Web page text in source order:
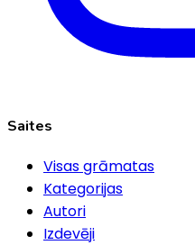
Saites
Visas grāmatas
Kategorijas
Autori
Izdevēji